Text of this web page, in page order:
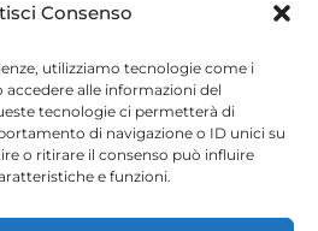
Consenso
utilizziamo tecnologie come i
alle informazioni del
tecnologie ci permetterà di
di navigazione o ID unici su
o ritirare il consenso può influire
e funzioni.